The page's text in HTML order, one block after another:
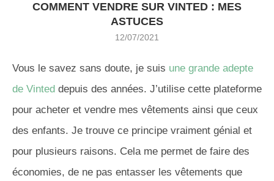
COMMENT VENDRE SUR VINTED : MES
ASTUCES
12/07/2021
Vous le savez sans doute, je suis une grande adepte
de Vinted depuis des années. J’utilise cette plateforme
pour acheter et vendre mes vêtements ainsi que ceux
des enfants. Je trouve ce principe vraiment génial et
pour plusieurs raisons. Cela me permet de faire des
économies, de ne pas entasser les vêtements que